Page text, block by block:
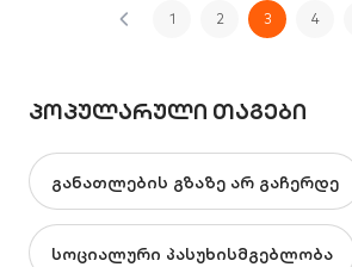
1 2 3 4
ᲞᲝᲞᲣᲚᲐᲠᲣᲚᲘ ᲗᲐᲒᲔᲑᲘ
განათლების გზაზე არ გაჩერდე
სოციალური პასუხისმგებლობა